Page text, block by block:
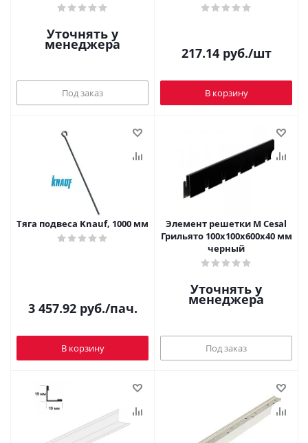
Уточнять у
менеджера
Под заказ
217.14руб./шт
В корзину
Тяга подвеса Knauf, 1000 мм
3 457.92руб./пач.
В корзину
Элемент решетки М Cesal
Грильято 100х100х600х40 мм
черный
Уточнять у
менеджера
Под заказ